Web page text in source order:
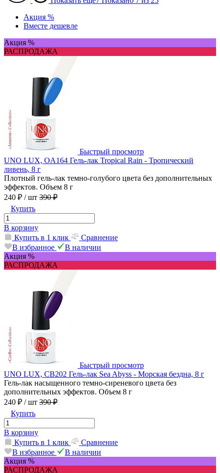
Акция %
Вместе дешевле
Акция %
РАСПРОДАЖА
Быстрый просмотр
UNO LUX, OA164 Гель-лак Tropical Rain - Тропический
ливень, 8 г
Плотный гель-лак темно-голубого цвета без дополнительных
эффектов. Объем 8 г
240 ₽ / шт 390 ₽
Купить
В корзину
Купить в 1 клик
Сравнение
В избранное
В наличии
Акция %
РАСПРОДАЖА
Быстрый просмотр
UNO LUX, CB202 Гель-лак Sea Abyss - Морская бездна, 8 г
Гель-лак насыщенного темно-сиреневого цвета без
дополнительных эффектов. Объем 8 г
240 ₽ / шт 390 ₽
Купить
В корзину
Купить в 1 клик
Сравнение
В избранное
В наличии
Акция %
РАСПРОДАЖА